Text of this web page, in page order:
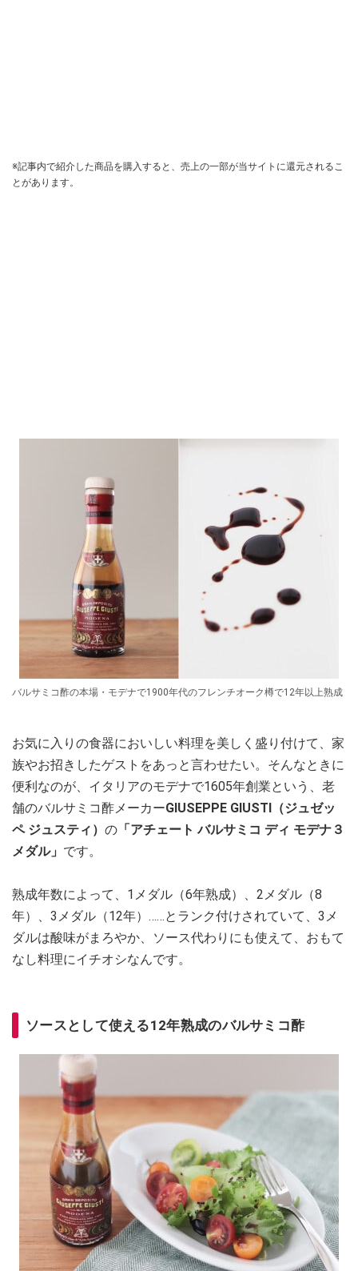
※記事内で紹介した商品を購入すると、売上の一部が当サイトに還元されるこ
とがあります。
バルサミコ酢の本場・モデナで1900年代のフレンチオーク樽で12年以上熟成
お気に入りの食器においしい料理を美しく盛り付けて、家
族やお招きしたゲストをあっと言わせたい。そんなときに
便利なのが、イタリアのモデナで1605年創業という、老
舗のバルサミコ酢メーカーGIUSEPPE GIUSTI（ジュゼッ
ペ ジュスティ） の 「アチェート バルサミコ ディ モデナ３
メダル」 です。
熟成年数によって、1メダル（6年熟成）、2メダル（8
年）、3メダル（12年）……とランク付けされていて、3メ
ダルは酸味がまろやか、ソース代わりにも使えて、おもて
なし料理にイチオシなんです。
ソースとして使える12年熟成のバルサミコ酢